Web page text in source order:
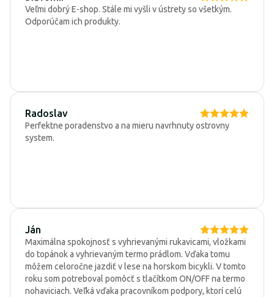
Veľmi dobrý E-shop. Stále mi vyšli v ústrety so všetkým.
Odporúčam ich produkty.
Radoslav
Perfektne poradenstvo a na mieru navrhnuty ostrovny
system.
Ján
Maximálna spokojnosť s vyhrievanými rukavicami, vložkami
do topánok a vyhrievaným termo prádlom. Vďaka tomu
môžem celoročne jazdiť v lese na horskom bicykli. V tomto
roku som potreboval pomôcť s tlačítkom ON/OFF na termo
nohaviciach. Veľká vďaka pracovníkom podpory, ktorí celú